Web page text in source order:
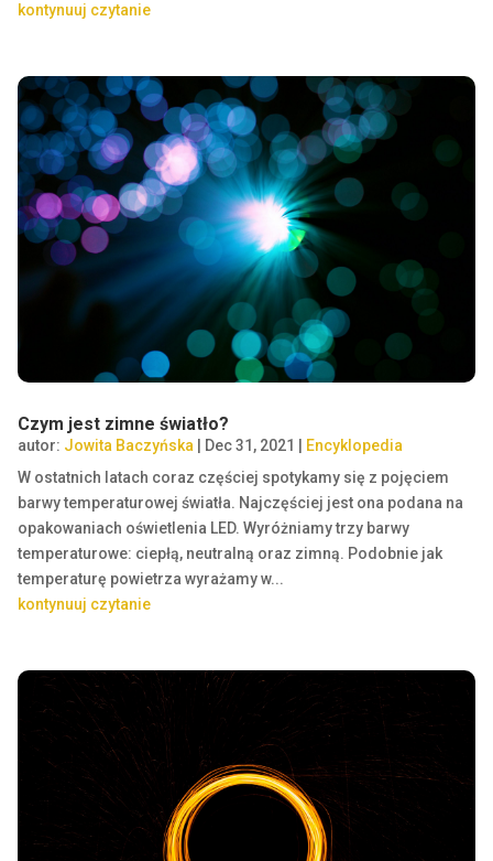
kontynuuj czytanie
Czym jest zimne światło?
autor: Jowita Baczyńska Dec 31, 2021
Encyklopedia
W ostatnich latach coraz częściej spotykamy się z pojęciem
barwy temperaturowej światła. Najczęściej jest ona podana na
opakowaniach oświetlenia LED. Wyróżniamy trzy barwy
temperaturowe: ciepłą, neutralną oraz zimną. Podobnie jak
temperaturę powietrza wyrażamy w...
kontynuuj czytanie